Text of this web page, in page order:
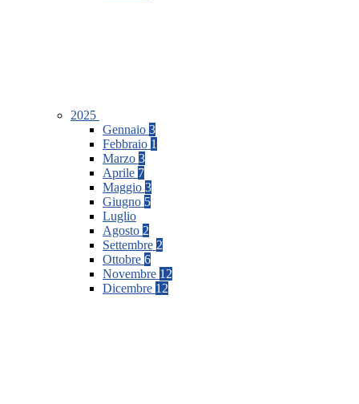
2025
Gennaio 3
Febbraio 1
Marzo 3
Aprile 7
Maggio 3
Giugno 5
Luglio
Agosto 2
Settembre 2
Ottobre 6
Novembre 12
Dicembre 12